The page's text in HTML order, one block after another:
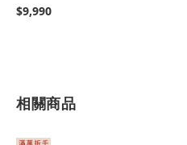
$9,990
相關商品